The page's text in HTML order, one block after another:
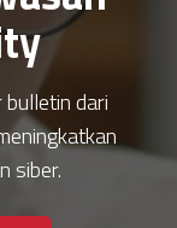
dari
siber.